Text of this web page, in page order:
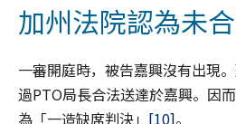
加州法院認為未
一審開庭時，被告嘉興沒有出現
過PTO局長合法送達於嘉興。因
為「一造缺席判決」 [10]。